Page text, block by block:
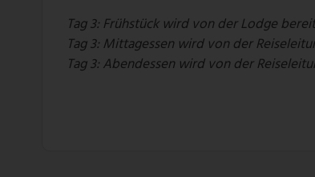
Tag 3: Frühstück wird von der Lodge
Tag 3: Mittagessen wird von der
Tag 3: Abendessen wird von der